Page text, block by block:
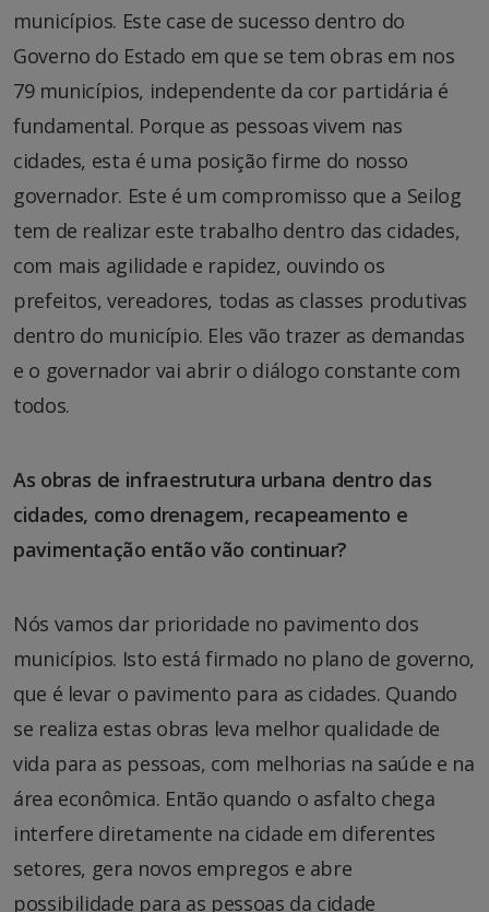
municípios. Este case de sucesso dentro do
Governo do Estado em que se tem obras em nos
79 municípios, independente da cor partidária é
fundamental. Porque as pessoas vivem nas
cidades, esta é uma posição firme do nosso
governador. Este é um compromisso que a Seilog
tem de realizar este trabalho dentro das cidades,
com mais agilidade e rapidez, ouvindo os
prefeitos, vereadores, todas as classes produtivas
dentro do município. Eles vão trazer as demandas
e o governador vai abrir o diálogo constante com
todos.
As obras de infraestrutura urbana dentro das
cidades, como drenagem, recapeamento e
pavimentação então vão continuar?
Nós vamos dar prioridade no pavimento dos
municípios. Isto está firmado no plano de governo,
que é levar o pavimento para as cidades. Quando
se realiza estas obras leva melhor qualidade de
vida para as pessoas, com melhorias na saúde e na
área econômica. Então quando o asfalto chega
interfere diretamente na cidade em diferentes
setores, gera novos empregos e abre
possibilidade para as pessoas da cidade